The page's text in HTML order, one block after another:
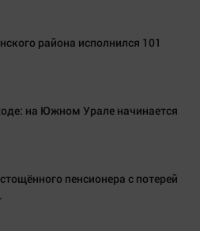
района исполнился 101
на Южном Урале начинается
пенсионера с потерей